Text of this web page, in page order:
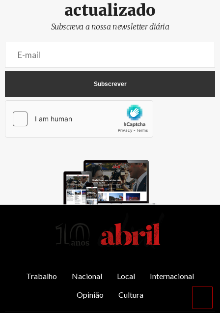
actualizado
Subscreva a nossa newsletter diária
Trabalho Nacional Local
Internacional
Opinião
Cultura